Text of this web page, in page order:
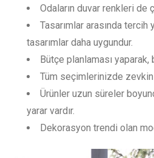
Odaların duvar renkleri de
Tasarımlar arasında
tasarımlar daha uygundur.
Bütçe planlaması
Tüm seçimlerinizde
Ürünler uzun süreler
yarar vardır.
Dekorasyon trendi olan